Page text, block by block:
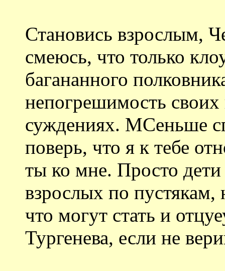
Становись взрослым,
смеюсь, что только
багананного
непогрешимость
суждениях. МСеньше
поверь, что я к тебе
ты ко мне. Просто дети
взрослых по пустякам,
что могут стать и
Тургенева, если не